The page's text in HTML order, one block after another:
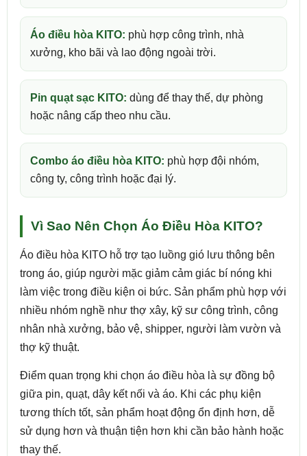
Áo điều hòa KITO: phù hợp công trình, nhà
xưởng, kho bãi và lao động ngoài trời.
Pin quạt sạc KITO: dùng để thay thế, dự phòng
hoặc nâng cấp theo nhu cầu.
Combo áo điều hòa KITO: phù hợp đội nhóm,
công ty, công trình hoặc đại lý.
Vì Sao Nên Chọn Áo Điều Hòa KITO?
Áo điều hòa KITO hỗ trợ tạo luồng gió lưu thông bên
trong áo, giúp người mặc giảm cảm giác bí nóng khi
làm việc trong điều kiện oi bức. Sản phẩm phù hợp với
nhiều nhóm nghề như thợ xây, kỹ sư công trình, công
nhân nhà xưởng, bảo vệ, shipper, người làm vườn và
thợ kỹ thuật.
Điểm quan trọng khi chọn áo điều hòa là sự đồng bộ
giữa pin, quạt, dây kết nối và áo. Khi các phụ kiện
tương thích tốt, sản phẩm hoạt động ổn định hơn, dễ
sử dụng hơn và thuận tiện hơn khi cần bảo hành hoặc
thay thế.